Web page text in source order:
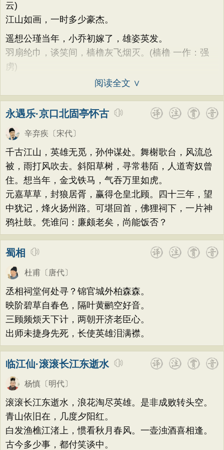
云)
江山如画，一时多少豪杰。
遥想公瑾当年，小乔初嫁了，雄姿英发。
羽扇纶巾，谈笑间，樯橹灰飞烟灭。(樯橹 一作：强
虏)
阅读全文 ∨
永遇乐·京口北固亭怀古
辛弃疾 〔宋代〕
千古江山，英雄无觅，孙仲谋处。舞榭歌台，风流总
被，雨打风吹去。斜阳草树，寻常巷陌，人道寄奴曾
住。想当年，金戈铁马，气吞万里如虎。
元嘉草草，封狼居胥，赢得仓皇北顾。四十三年，望
中犹记，烽火扬州路。可堪回首，佛狸祠下，一片神
鸦社鼓。凭谁问：廉颇老矣，尚能饭否？
蜀相
杜甫 〔唐代〕
丞相祠堂何处寻？锦官城外柏森森。
映阶碧草自春色，隔叶黄鹂空好音。
三顾频烦天下计，两朝开济老臣心。
出师未捷身先死，长使英雄泪满襟。
临江仙·滚滚长江东逝水
杨慎 〔明代〕
滚滚长江东逝水，浪花淘尽英雄。是非成败转头空。
青山依旧在，几度夕阳红。
白发渔樵江渚上，惯看秋月春风。一壶浊酒喜相逢。
古今多少事，都付笑谈中。